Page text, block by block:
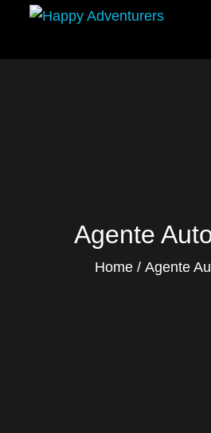
content
Agente
Home Agente